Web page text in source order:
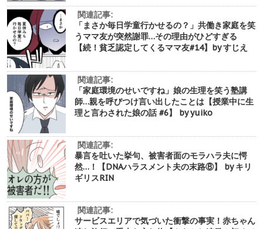
関連記事:
「まさか毎日学童行かせるの？」共働き家庭を笑
うママ友が突然謝罪…その理由がひどすぎる
【続！貧乏認定してくるママ友#14】by すじえ
関連記事:
「家庭環境のせいですね」娘の生理を笑う塾講
師…親を呼びつけ言い出したことは【授業中に生
理と言わされた娘の話 #6】 by yuiko
関連記事:
暴言を吐いた挙句、被害者面のモラハラ夫に愕
然…！【DNAハラスメント夫の末路⑧】 by キリ
ギリスRIN
関連記事:
サービスエリアで気づいた衝撃の事実！赤ちゃん